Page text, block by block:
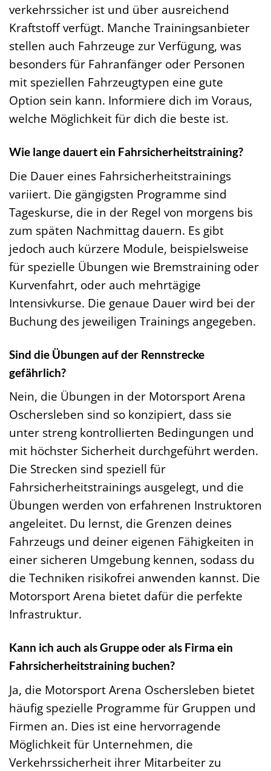
verkehrssicher ist und über ausreichend
Kraftstoff verfügt. Manche Trainingsanbieter
stellen auch Fahrzeuge zur Verfügung, was
besonders für Fahranfänger oder Personen
mit speziellen Fahrzeugtypen eine gute
Option sein kann. Informiere dich im Voraus,
welche Möglichkeit für dich die beste ist.
Wie lange dauert ein Fahrsicherheitstraining?
Die Dauer eines Fahrsicherheitstrainings
variiert. Die gängigsten Programme sind
Tageskurse, die in der Regel von morgens bis
zum späten Nachmittag dauern. Es gibt
jedoch auch kürzere Module, beispielsweise
für spezielle Übungen wie Bremstraining oder
Kurvenfahrt, oder auch mehrtägige
Intensivkurse. Die genaue Dauer wird bei der
Buchung des jeweiligen Trainings angegeben.
Sind die Übungen auf der Rennstrecke
gefährlich?
Nein, die Übungen in der Motorsport Arena
Oschersleben sind so konzipiert, dass sie
unter streng kontrollierten Bedingungen und
mit höchster Sicherheit durchgeführt werden.
Die Strecken sind speziell für
Fahrsicherheitstrainings ausgelegt, und die
Übungen werden von erfahrenen Instruktoren
angeleitet. Du lernst, die Grenzen deines
Fahrzeugs und deiner eigenen Fähigkeiten in
einer sicheren Umgebung kennen, sodass du
die Techniken risikofrei anwenden kannst. Die
Motorsport Arena bietet dafür die perfekte
Infrastruktur.
Kann ich auch als Gruppe oder als Firma ein
Fahrsicherheitstraining buchen?
Ja, die Motorsport Arena Oschersleben bietet
häufig spezielle Programme für Gruppen und
Firmen an. Dies ist eine hervorragende
Möglichkeit für Unternehmen, die
Verkehrssicherheit ihrer Mitarbeiter zu